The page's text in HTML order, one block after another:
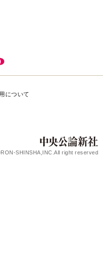
について
SHINSHA,INC.All right reserved